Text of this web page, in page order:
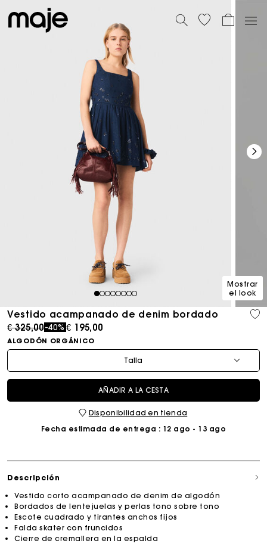
12345678
Mostrar
el look
Vestido acampanado de denim bordado
Price reduced from
€ 325,00to
-40% € 195,00
ALGODÓN ORGÁNICO
Talla
AÑADIR A LA CESTA
Disponibilidad en tienda
Fecha estimada de entrega : 12 ago - 13 ago
Descripción
Vestido corto acampanado de denim de algodón
Bordados de lentejuelas y perlas tono sobre tono
Escote cuadrado y tirantes anchos fijos
Falda skater con fruncidos
Cierre de cremallera en la espalda